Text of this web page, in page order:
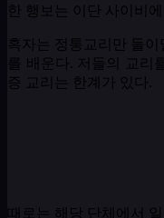
한 행보는 이단 사이비
혹자는 정통교리만 들이
를 배운다
저들의 교리
증 교리는 한계가 있다
때로는 해당 단체에서